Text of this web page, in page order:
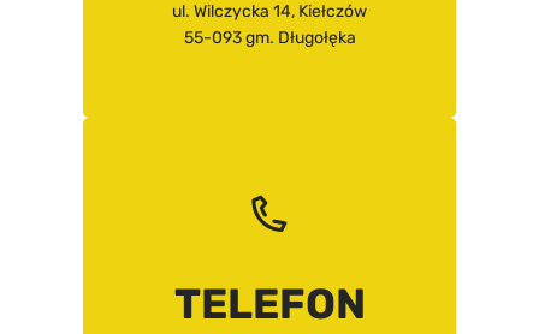
ul. Wilczycka 14, Kiełczów
55-093 gm. Długołęka
TELEFON